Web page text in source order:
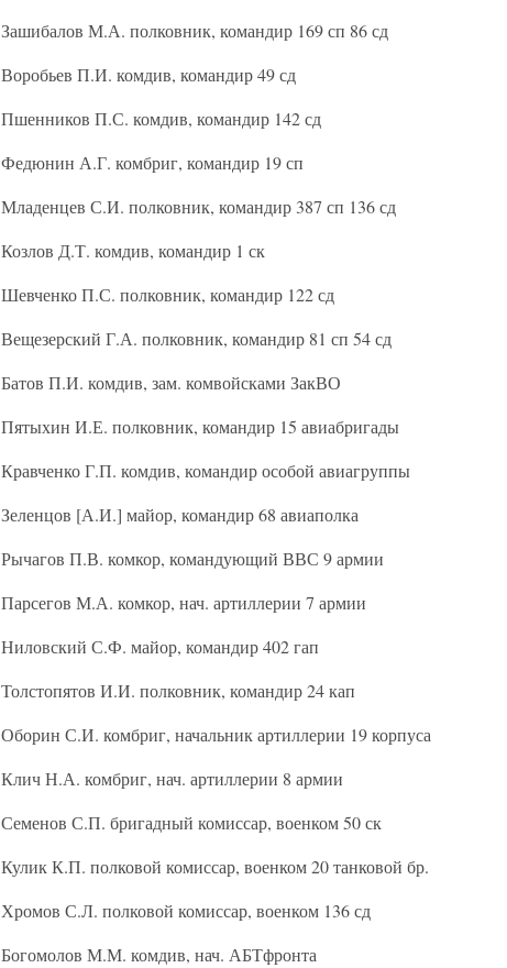
Зашибалов М.А. полковник, командир 169 сп 86 сд
Воробьев П.И. комдив, командир 49 сд
Пшенников П.С. комдив, командир 142 сд
Федюнин А.Г. комбриг, командир 19 сп
Младенцев С.И. полковник, командир 387 сп 136 сд
Козлов Д.Т. комдив, командир 1 ск
Шевченко П.С. полковник, командир 122 сд
Вещезерский Г.А. полковник, командир 81 сп 54 сд
Батов П.И. комдив, зам. комвойсками ЗакВО
Пятыхин И.Е. полковник, командир 15 авиабригады
Кравченко Г.П. комдив, командир особой авиагруппы
Зеленцов [А.И.] майор, командир 68 авиаполка
Рычагов П.В. комкор, командующий ВВС 9 армии
Парсегов М.А. комкор, нач. артиллерии 7 армии
Ниловский С.Ф. майор, командир 402 гап
Толстопятов И.И. полковник, командир 24 кап
Оборин С.И. комбриг, начальник артиллерии 19 корпуса
Клич Н.А. комбриг, нач. артиллерии 8 армии
Семенов С.П. бригадный комиссар, военком 50 ск
Кулик К.П. полковой комиссар, военком 20 танковой бр.
Хромов С.Л. полковой комиссар, военком 136 сд
Богомолов М.М. комдив, нач. АБТфронта